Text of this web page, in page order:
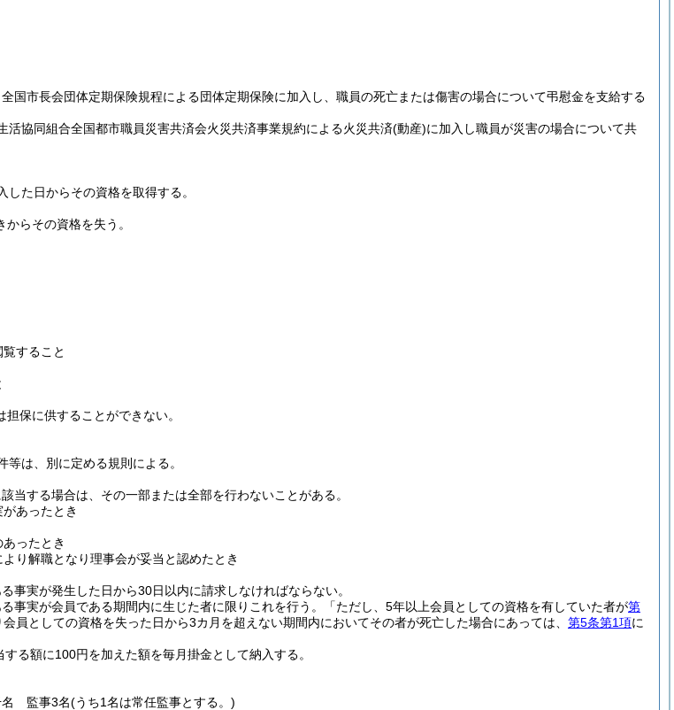
国市長会団体定期保険規程による団体定期保険に加入し、職員の死亡または傷害の場合について弔慰金を支給する
活協同組合全国都市職員災害共済会火災共済事業規約による火災共済(動産)に加入し職員が災害の場合について共
した日からその資格を取得する。
らその資格を失う。
すること
保に供することができない。
は、別に定める規則による。
当する場合は、その一部または全部を行わないことがある。
あったとき
ったとき
り解職となり理事会が妥当と認めたとき
事実が発生した日から30日以内に請求しなければならない。
事実が会員である期間内に生じた者に限りこれを行う。 「ただし、5年以上会員としての資格を有していた者が第
員としての資格を失った日から3カ月を超えない期間内においてその者が死亡した場合にあっては、 第5条第1項に
る額に100円を加えた額を毎月掛金として納入する。
監事3名(うち1名は常任監事とする。)